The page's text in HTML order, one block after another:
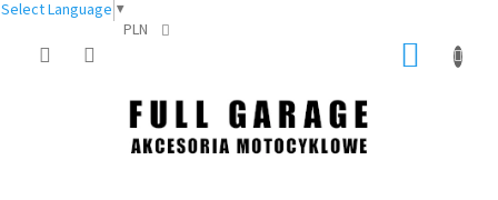
Select Language ▼
PLN